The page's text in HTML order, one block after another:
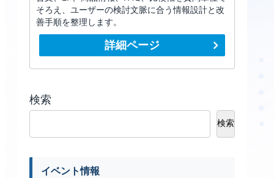
そろえ、ユーザーの検討文脈に合う情報設計と改
善手順を整理します。
詳細ページ
検索
検索
イベント情報